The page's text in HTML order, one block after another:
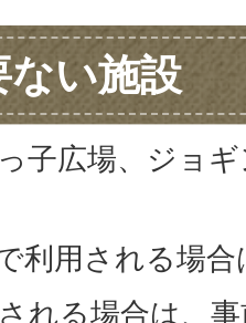
ない施設
子広場、ジョ
利用される場合
れる場合は、